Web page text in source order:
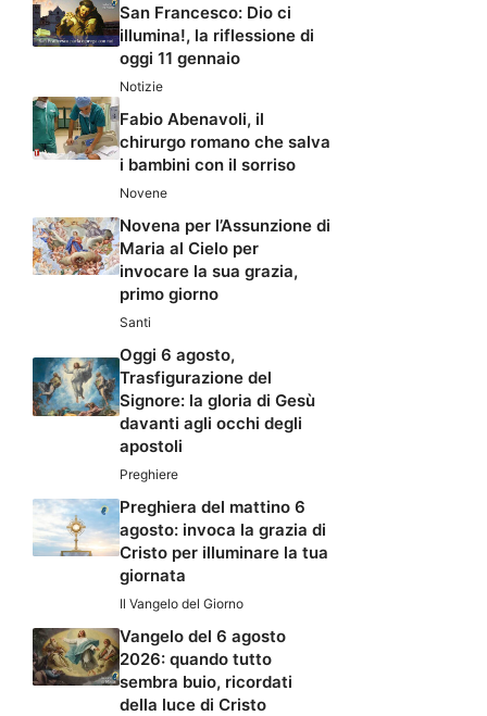
San Francesco: Dio ci
illumina!, la riflessione di
oggi 11 gennaio
Notizie
Fabio Abenavoli, il
chirurgo romano che salva
i bambini con il sorriso
Novene
Novena per l’Assunzione di
Maria al Cielo per
invocare la sua grazia,
primo giorno
Santi
Oggi 6 agosto,
Trasfigurazione del
Signore: la gloria di Gesù
davanti agli occhi degli
apostoli
Preghiere
Preghiera del mattino 6
agosto: invoca la grazia di
Cristo per illuminare la tua
giornata
Il Vangelo del Giorno
Vangelo del 6 agosto
2026: quando tutto
sembra buio, ricordati
della luce di Cristo